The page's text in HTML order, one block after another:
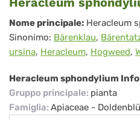
Heracleum
sphondylium
Nome principale: Heracleum
Sinonimo: Bärenklau,
ursina, Heracleum, Hogweed,
Heracleum sphondylium
Gruppo principale: pianta
Famiglia: Apiaceae -